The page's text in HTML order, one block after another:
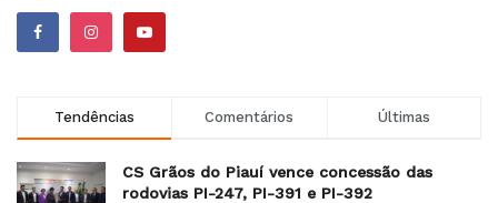
Tendências Comentários Últimas
CS Grãos do Piauí vence concessão das
rodovias PI-247, PI-391 e PI-392